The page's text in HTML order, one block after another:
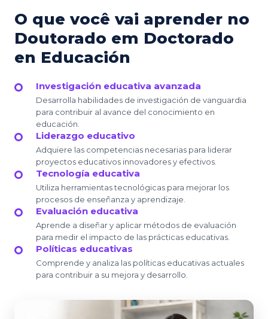
O que você vai aprender no
Doutorado em Doctorado
en Educación
Investigación educativa avanzada
Desarrolla habilidades de investigación de vanguardia
para contribuir al avance del conocimiento en
educación.
Liderazgo educativo
Adquiere las competencias necesarias para liderar
proyectos educativos innovadores y efectivos.
Tecnología educativa
Utiliza herramientas tecnológicas para mejorar los
procesos de enseñanza y aprendizaje.
Evaluación educativa
Aprende a diseñar y aplicar métodos de evaluación
para medir el impacto de las prácticas educativas.
Políticas educativas
Comprende y analiza las políticas educativas actuales
para contribuir a su mejora y desarrollo.